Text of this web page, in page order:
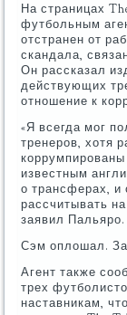
На страницах
футбольным
отстранен от
скандала,
Он рассказал
действующих
отношение к
«Я всегда мог
тренеров, хотя
известным
о трансферах, и
рассчитывать
заявил Пальяро.
Сэм оплошал. За
Агент также
трех
наставникам,